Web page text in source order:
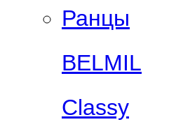
Ранцы
BELMIL
Classy